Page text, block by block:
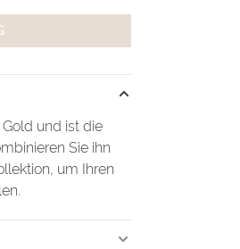
und ist die
Sie ihn
um Ihren